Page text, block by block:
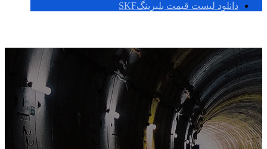
دانلود لیست قیمت بلبرینگSKF